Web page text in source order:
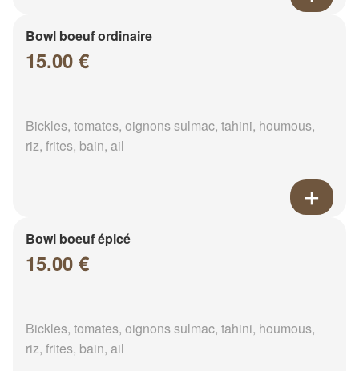
Bowl boeuf ordinaire
15.00 €
Bickles, tomates, oignons sulmac, tahini, houmous,
riz, frites, bain, ail
Bowl boeuf épicé
15.00 €
Bickles, tomates, oignons sulmac, tahini, houmous,
riz, frites, bain, ail